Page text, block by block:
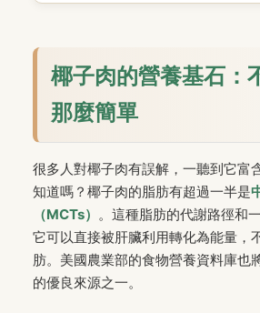
椰子肉的營養基石：
那麼簡單
很多人對椰子肉有誤解，一聽到它富
知道嗎？椰子肉的脂肪有超過一半是
（MCTs） 。這種脂肪的代謝路徑和
它可以直接被肝臟利用轉化為能量，
肪。美國農業部的食物營養資料庫也
的優良來源之一。